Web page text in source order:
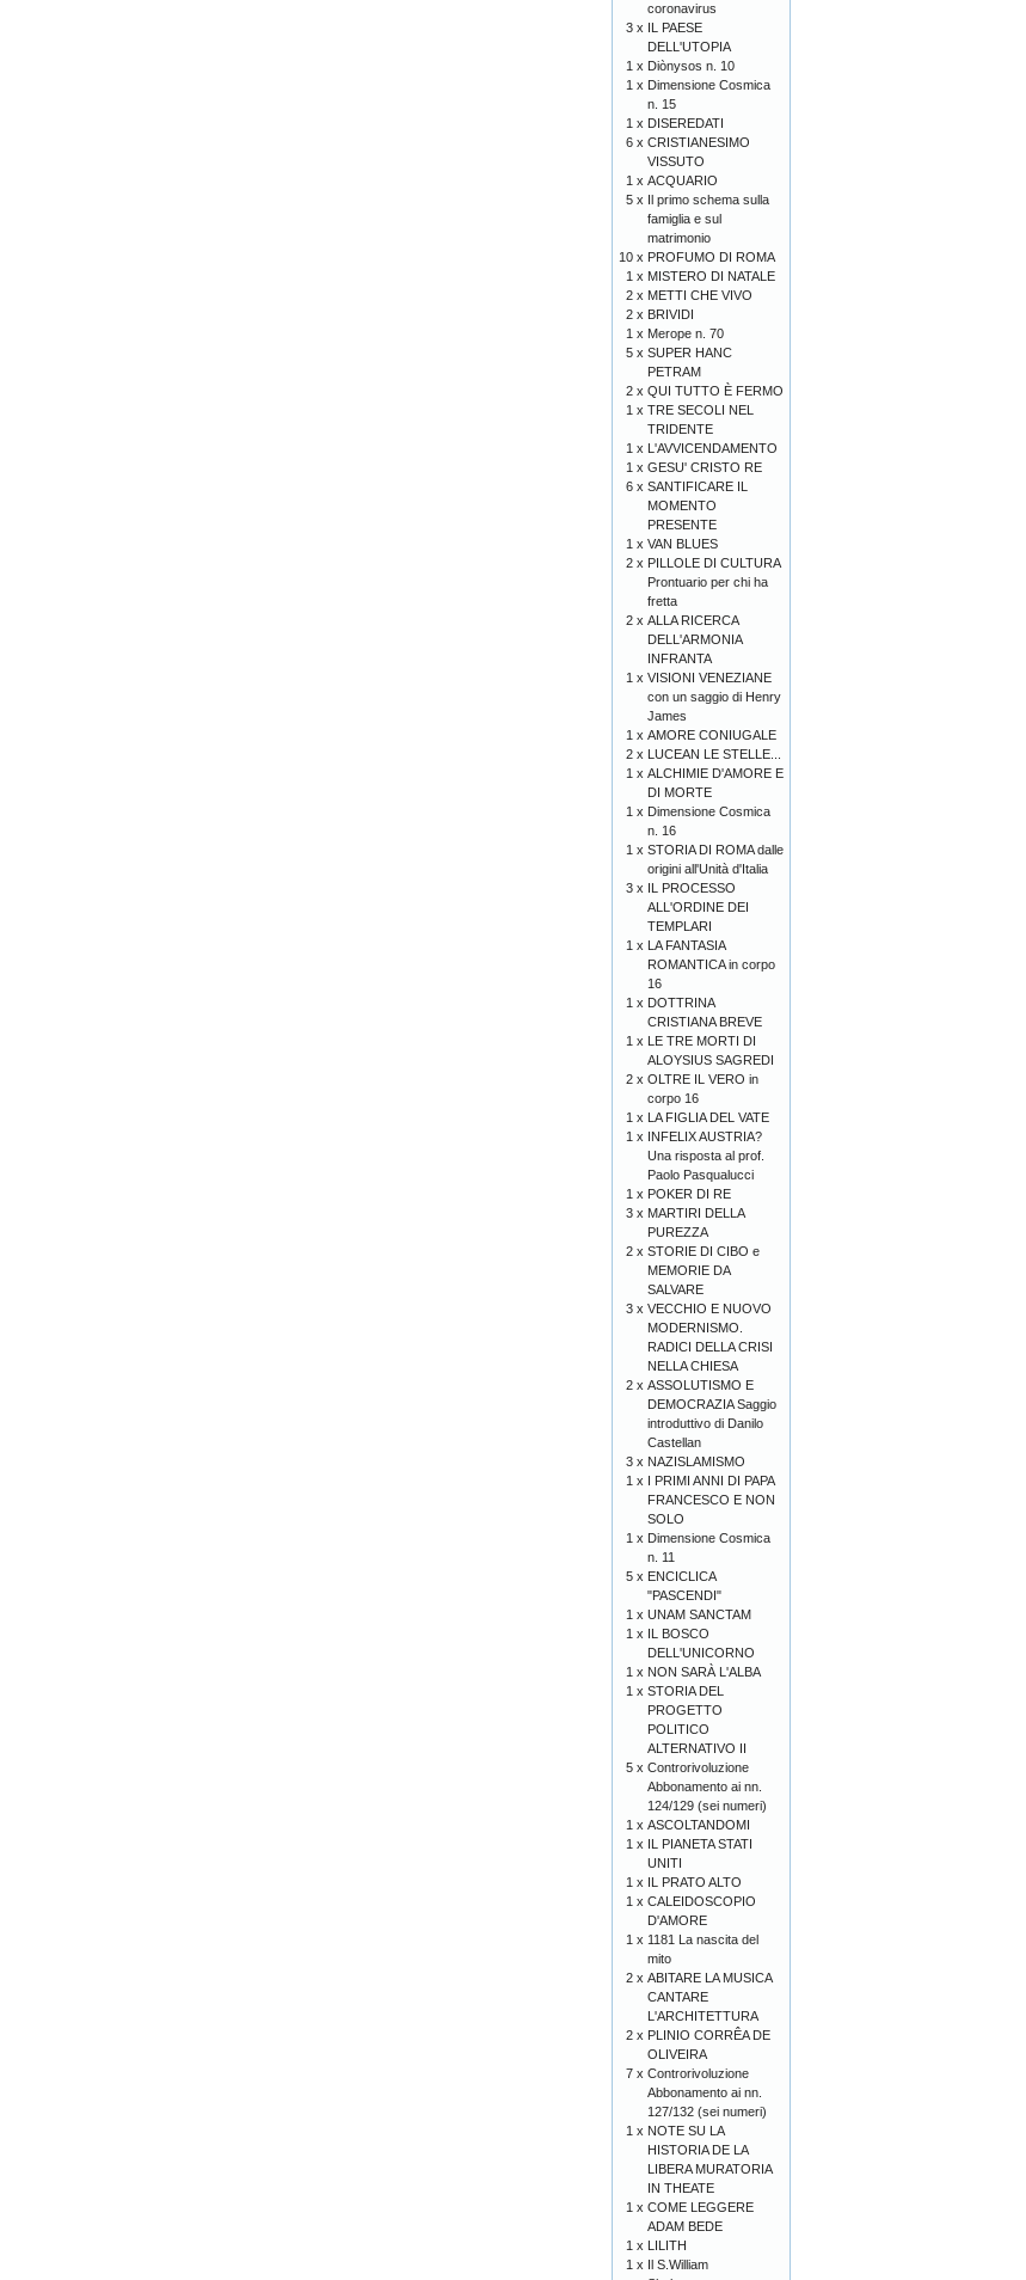
coronavirus
3 x IL PAESE
DELL'UTOPIA
1 x Diònysos n. 10
1 x Dimensione Cosmica
n. 15
1 x DISEREDATI
6 x CRISTIANESIMO
VISSUTO
1 x ACQUARIO
5 x Il primo schema sulla
famiglia e sul
matrimonio
10 x PROFUMO DI ROMA
1 x MISTERO DI NATALE
2 x METTI CHE VIVO
2 x BRIVIDI
1 x Merope n. 70
5 x SUPER HANC
PETRAM
2 x QUI TUTTO È FERMO
1 x TRE SECOLI NEL
TRIDENTE
1 x L'AVVICENDAMENTO
1 x GESU' CRISTO RE
6 x SANTIFICARE IL
MOMENTO
PRESENTE
1 x VAN BLUES
2 x PILLOLE DI CULTURA
Prontuario per chi ha
fretta
2 x ALLA RICERCA
DELL'ARMONIA
INFRANTA
1 x VISIONI VENEZIANE
con un saggio di Henry
James
1 x AMORE CONIUGALE
2 x LUCEAN LE STELLE...
1 x ALCHIMIE D'AMORE E
DI MORTE
1 x Dimensione Cosmica
n. 16
1 x STORIA DI ROMA dalle
origini all'Unità d'Italia
3 x IL PROCESSO
ALL'ORDINE DEI
TEMPLARI
1 x LA FANTASIA
ROMANTICA in corpo
16
1 x DOTTRINA
CRISTIANA BREVE
1 x LE TRE MORTI DI
ALOYSIUS SAGREDI
2 x OLTRE IL VERO in
corpo 16
1 x LA FIGLIA DEL VATE
1 x INFELIX AUSTRIA?
Una risposta al prof.
Paolo Pasqualucci
1 x POKER DI RE
3 x MARTIRI DELLA
PUREZZA
2 x STORIE DI CIBO e
MEMORIE DA
SALVARE
3 x VECCHIO E NUOVO
MODERNISMO.
RADICI DELLA CRISI
NELLA CHIESA
2 x ASSOLUTISMO E
DEMOCRAZIA Saggio
introduttivo di Danilo
Castellan
3 x NAZISLAMISMO
1 x I PRIMI ANNI DI PAPA
FRANCESCO E NON
SOLO
1 x Dimensione Cosmica
n. 11
5 x ENCICLICA
"PASCENDI"
1 x UNAM SANCTAM
1 x IL BOSCO
DELL'UNICORNO
1 x NON SARÀ L'ALBA
1 x STORIA DEL
PROGETTO
POLITICO
ALTERNATIVO II
5 x Controrivoluzione
Abbonamento ai nn.
124/129 (sei numeri)
1 x ASCOLTANDOMI
1 x IL PIANETA STATI
UNITI
1 x IL PRATO ALTO
1 x CALEIDOSCOPIO
D'AMORE
1 x 1181 La nascita del
mito
2 x ABITARE LA MUSICA
CANTARE
L'ARCHITETTURA
2 x PLINIO CORRÊA DE
OLIVEIRA
7 x Controrivoluzione
Abbonamento ai nn.
127/132 (sei numeri)
1 x NOTE SU LA
HISTORIA DE LA
LIBERA MURATORIA
IN THEATE
1 x COME LEGGERE
ADAM BEDE
1 x LILITH
1 x Il S.William